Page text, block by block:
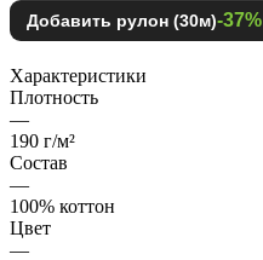
Добавить рулон (30м)-37%
Характеристики
Плотность
—
190 г/м²
Состав
—
100% коттон
Цвет
—